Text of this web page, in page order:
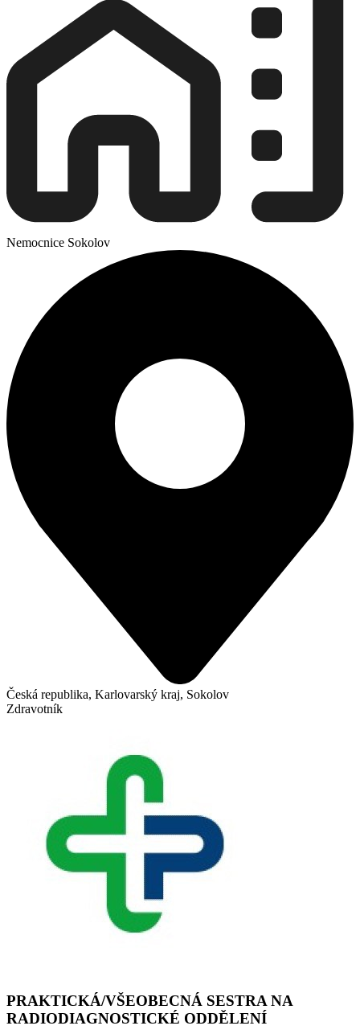
Nemocnice Sokolov
Česká republika, Karlovarský kraj, Sokolov
Zdravotník
PRAKTICKÁ/VŠEOBECNÁ SESTRA NA
RADIODIAGNOSTICKÉ ODDĚLENÍ